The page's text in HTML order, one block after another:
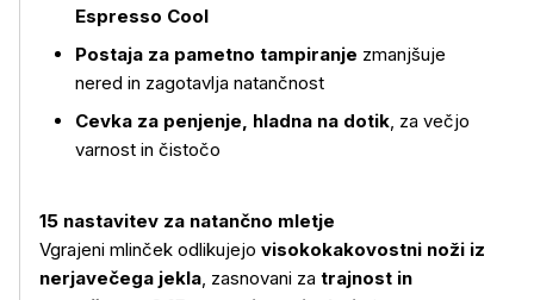
Espresso Cool
Postaja za pametno tampiranje zmanjšuje
nered in zagotavlja natančnost
Cevka za penjenje, hladna na dotik, za večjo
varnost in čistočo
15 nastavitev za natančno mletje
Vgrajeni mlinček odlikujejo visokokakovostni noži iz
nerjavečega jekla, zasnovani za trajnost in